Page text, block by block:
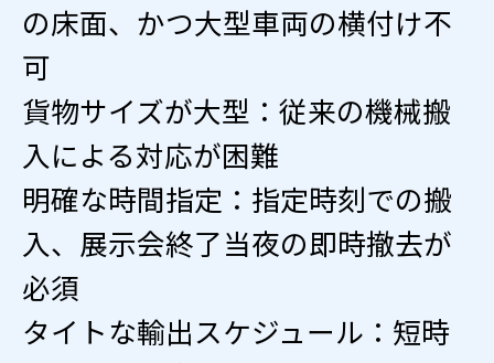
の床面、かつ大型車両の横付け不
可
貨物サイズが大型：従来の機械搬
入による対応が困難
明確な時間指定：指定時刻での搬
入、展示会終了当夜の即時撤去が
必須
タイトな輸出スケジュール：短時